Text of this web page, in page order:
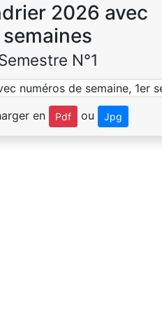
2026 avec
semaines
N°1
en Pdf ou Jpg